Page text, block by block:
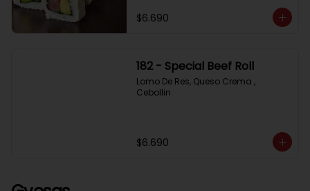
$6.690
182 - Special Beef Roll
Lomo De Res, Queso Crema ,
Cebollin
$6.690